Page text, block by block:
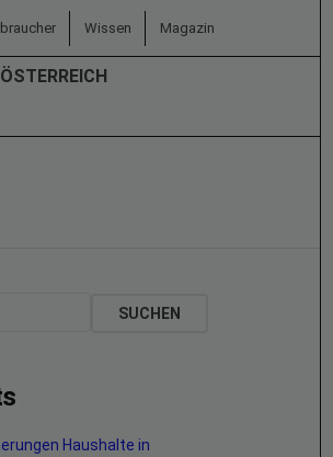
Wissen Magazin
SUCHEN
Haushalte in